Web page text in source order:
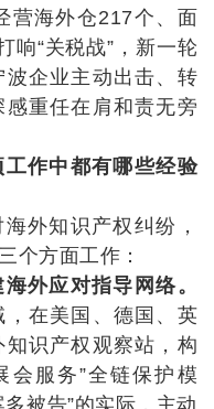
营海外仓217个、面
响“关税战”，新一轮
企业主动出击、转
重任在肩和责无旁
工作中都有哪些经验
外知识产权纠纷，
个方面工作：
外应对指导网络。
在美国、德国、英
识产权观察站，构
会服务”全链保护模
被告”的实际，主动